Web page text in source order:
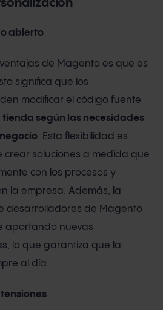
abierto
de Magento es que es
significa que los
modificar el código fuente
según las necesidades
. Esta flexibilidad es
crear soluciones a medida que
con los procesos y
la empresa. Además, la
desarrolladores de Magento
aportando nuevas
lo que garantiza que la
al día.